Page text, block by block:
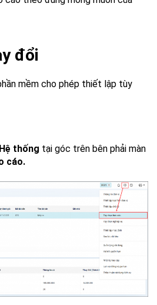
đổi
mềm cho phép thiết lập tùy
Hệ thống tại góc trên bên phải màn
cáo.